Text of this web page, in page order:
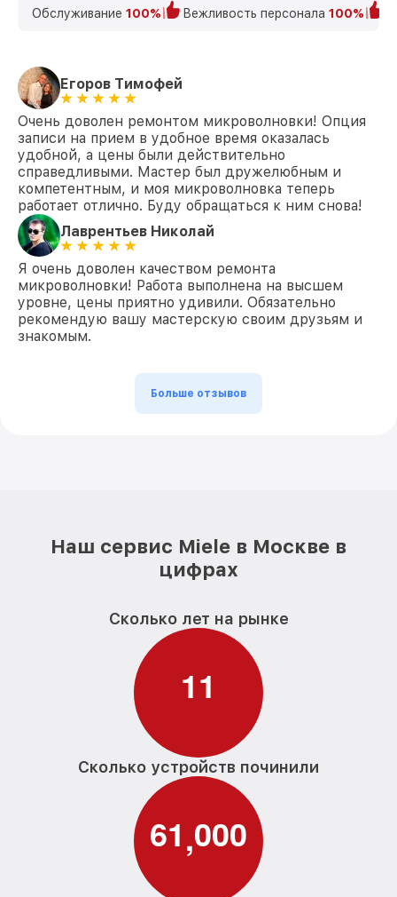
Обслуживание 100% Вежливость персонала 100%
Егоров Тимофей
Очень доволен ремонтом микроволновки! Опция
записи на прием в удобное время оказалась
удобной, а цены были действительно
справедливыми. Мастер был дружелюбным и
компетентным, и моя микроволновка теперь
работает отлично. Буду обращаться к ним снова!
Лаврентьев Николай
Я очень доволен качеством ремонта
микроволновки! Работа выполнена на высшем
уровне, цены приятно удивили. Обязательно
рекомендую вашу мастерскую своим друзьям и
знакомым.
Больше отзывов
Наш сервис Miele в Москве в
цифрах
Сколько лет на рынке
11
Сколько устройств починили
61,000